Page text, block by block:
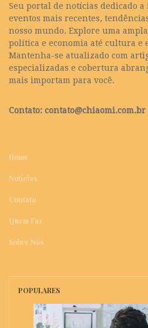
Seu portal de notícias dedicado
eventos mais recentes,
nosso mundo. Explore uma
política e economia até cultura e
Mantenha-se atualizado com
especializadas e cobertura
mais importam para você.
Contato: contato@chiaomi.com.br
Home
Notícias
Contato
Quem Faz
Sobre Nós
POPULARES